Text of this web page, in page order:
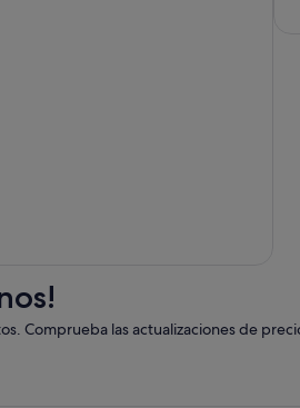
Comprueba las actualizaciones de